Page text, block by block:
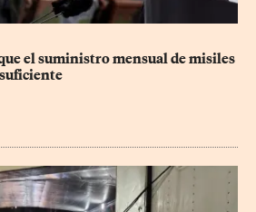
el suministro mensual de misiles